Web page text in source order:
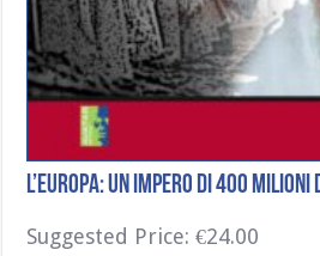
L’Europa: Un Impero di 400 Milioni
Suggested Price:€24.00